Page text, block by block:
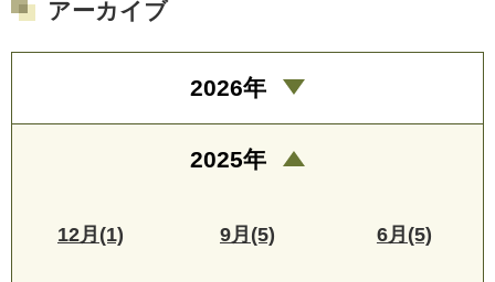
アーカイブ
2026年
2025年
12月(1) 9月(5) 6月(5)